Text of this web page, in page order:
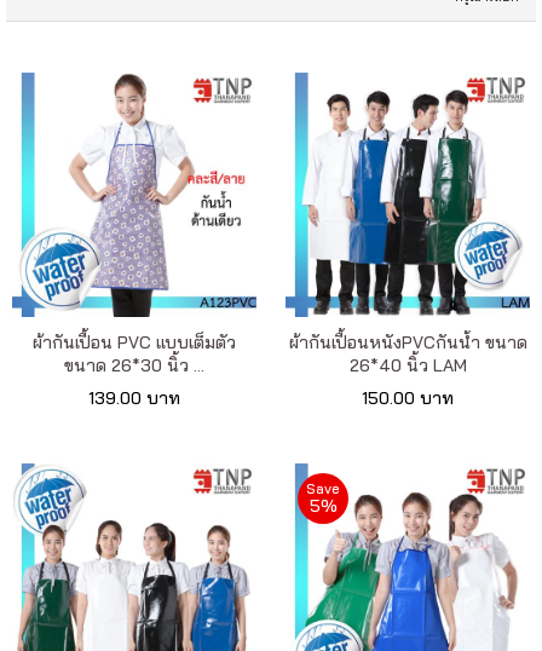
ลูกค้า
เรา
เนื้อหา
เกี่ยว
ติดต่อ
เรา
ผ้ากันเปื้อน PVC แบบเต็มตัว
ขนาด 26*30 นิ้ว ...
139.00 บาท
ผ้ากันเปื้อนหนังPVCกันน้ำ ขนาด
26*40 นิ้ว LAM
150.00 บาท
Save
5%